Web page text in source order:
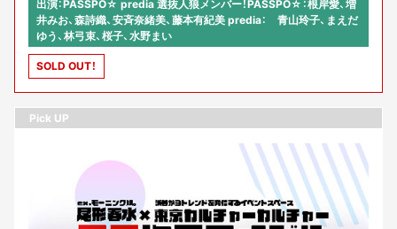
出演：PASSPO☆ predia 選抜人狼メンバー！PASSPO☆：根岸愛、増
井みお、森詩織、安斉奈緒美、藤本有紀美 predia： 青山玲子、まえだ
ゆう、林弓束、桜子、水野まい
SOLD OUT！
Pick UP